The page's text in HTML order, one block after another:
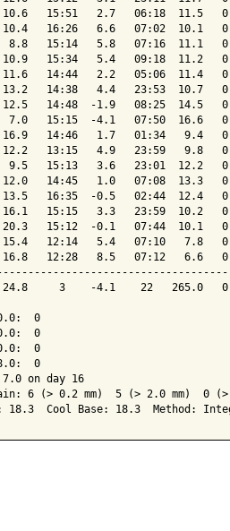
15:51   2.7   06:18  11.5
16:26   6.6   07:02  10.1
8.8   15:14   5.8   07:16  11.1
15:34   5.4   09:18  11.2
14:44   2.2   05:06  11.4
14:38   4.4   23:53  10.7
14:48  -1.9   08:25  14.5
7.0   15:15  -4.1   07:50  16.6
14:46   1.7   01:34   9.4
13:15   4.9   23:59   9.8
9.5   15:13   3.6   23:01  12.2
14:45   1.0   07:08  13.3
16:35  -0.5   02:44  12.4
15:15   3.3   23:59  10.2
15:12  -0.1   07:44  10.1
15.4   12:14   5.4   07:10   7.8
16.8   12:28   8.5   07:12   6.6
3    -4.1    22   265.0
0
0
0
0
7.0 on day 16
6 (> 0.2 mm)  5 (> 2.0 mm)  0 (>